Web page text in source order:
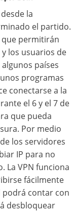
la
el partido.
permitirán
los usuarios de
países
programas
conectarse a la
el 6 y el 7 de
que pueda
Por medio
los servidores
IP para no
La VPN funciona
fácilmente
podrá contar con
desbloquear